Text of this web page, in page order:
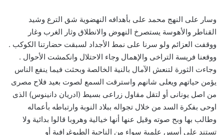
وسار على النهج محمد على بأهدافه النهضوية شق الترع وشيد
القناطر والأهوسة يستصرخ النهوض والانطلاق وثار الغرب وغار
ووقفت العزائم ولو سرنا على نمط الأجداد لسبقت حضارتنا الكوكب .
ووقعنا فريسة التراخى والإهمال وجاء الاحتلال وانكمشت الأحوال .
وجاءت الثورة لتنعش الآمال بالنية الخالصة وبحثت فيما ينفع الناس
يؤمن حياتهم ويعلى شانهم واسترقت السمع لصوت بعيد فلاح مصرى
من اصل يونانى أو لتقل مقاول زراعى بسيط (ادريان دانينوس) الذى
اوحى بفكرة السد من خلال تجواله ببلاد النوبة وارتباطه بأعماله
وطالب بها وبح صوته وقيل عنها أنها خيالية وهروبا قالوا بدائية ولا
تستند على أسس علمية سواء من الناحية الطبوغرافية أو